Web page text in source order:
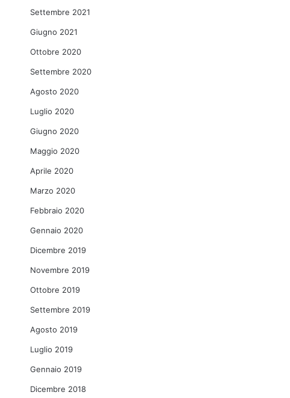
Settembre 2021
Giugno 2021
Ottobre 2020
Settembre 2020
Agosto 2020
Luglio 2020
Giugno 2020
Maggio 2020
Aprile 2020
Marzo 2020
Febbraio 2020
Gennaio 2020
Dicembre 2019
Novembre 2019
Ottobre 2019
Settembre 2019
Agosto 2019
Luglio 2019
Gennaio 2019
Dicembre 2018